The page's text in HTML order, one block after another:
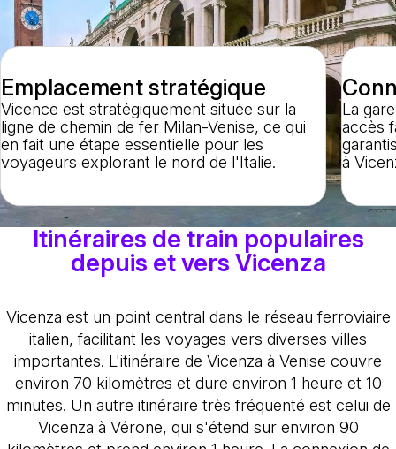
Emplacement stratégique
Vicence est stratégiquement située sur la
ligne de chemin de fer Milan-Venise, ce qui
en fait une étape essentielle pour les
voyageurs explorant le nord de l'Italie.
La
accès
à
Itinéraires de train populaires
depuis et vers Vicenza
Vicenza est un point central dans le réseau ferroviaire
italien, facilitant les voyages vers diverses villes
importantes. L'itinéraire de Vicenza à Venise couvre
environ 70 kilomètres et dure environ 1 heure et 10
minutes. Un autre itinéraire très fréquenté est celui de
Vicenza à Vérone, qui s'étend sur environ 90